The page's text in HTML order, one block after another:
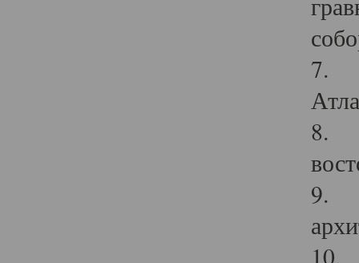
7.
8.
9.
10.